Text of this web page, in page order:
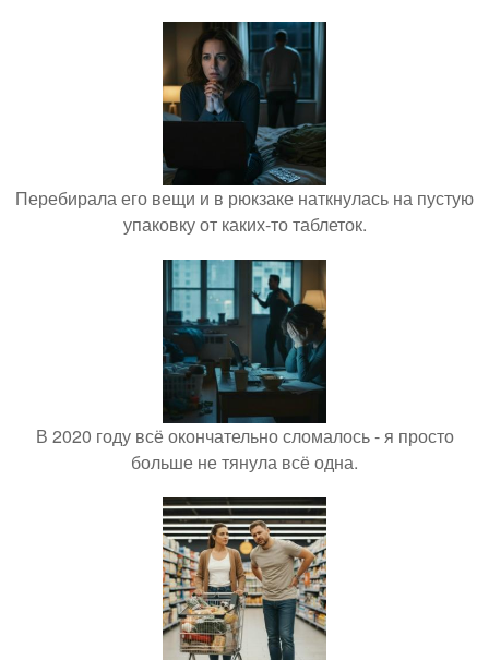
Перебирала его вещи и в рюкзаке наткнулась на пустую
упаковку от каких-то таблеток.
В 2020 году всё окончательно сломалось - я просто
больше не тянула всё одна.